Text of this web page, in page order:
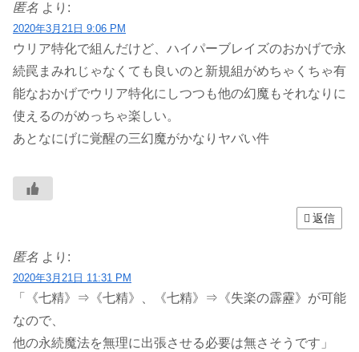
匿名 より:
2020年3月21日 9:06 PM
ウリア特化で組んだけど、ハイパーブレイズのおかげで永
続罠まみれじゃなくても良いのと新規組がめちゃくちゃ有
能なおかげでウリア特化にしつつも他の幻魔もそれなりに
使えるのがめっちゃ楽しい。
あとなにげに覚醒の三幻魔がかなりヤバい件
返信
匿名 より:
2020年3月21日 11:31 PM
「《七精》⇒《七精》、《七精》⇒《失楽の霹靂》が可能
なので、
他の永続魔法を無理に出張させる必要は無さそうです」